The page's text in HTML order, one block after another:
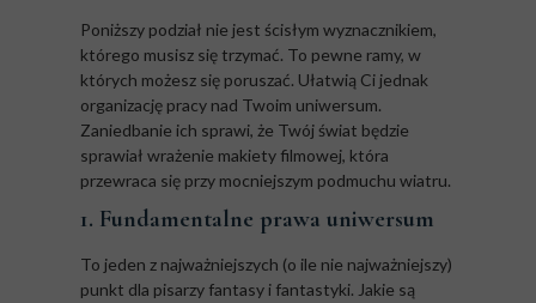
Poniższy podział nie jest ścisłym wyznacznikiem,
którego musisz się trzymać. To pewne ramy, w
których możesz się poruszać. Ułatwią Ci jednak
organizację pracy nad Twoim uniwersum.
Zaniedbanie ich sprawi, że Twój świat będzie
sprawiał wrażenie makiety filmowej, która
przewraca się przy mocniejszym podmuchu wiatru.
1. Fundamentalne prawa uniwersum
To jeden z najważniejszych (o ile nie najważniejszy)
punkt dla pisarzy fantasy i fantastyki. Jakie są